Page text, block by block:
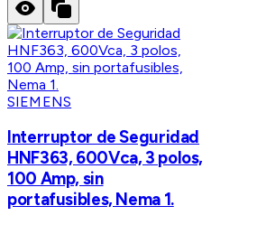
SIEMENS
Interruptor de Seguridad
HNF363, 600Vca, 3 polos,
100 Amp, sin
portafusibles, Nema 1.